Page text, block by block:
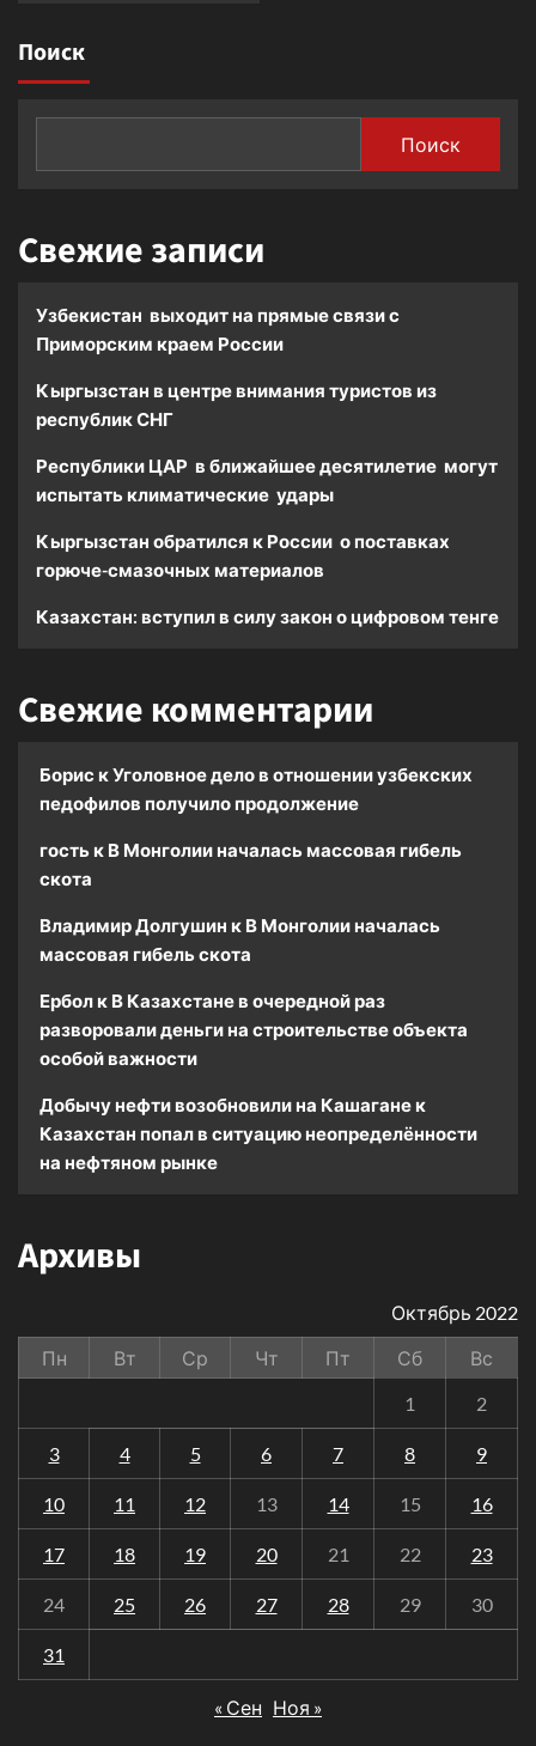
Поиск
Поиск
Свежие записи
Узбекистан выходит на прямые связи с
Приморским краем России
Кыргызстан в центре внимания туристов из
республик СНГ
Республики ЦАР в ближайшее десятилетие могут
испытать климатические удары
Кыргызстан обратился к России о поставках
горюче-смазочных материалов
Казахстан: вступил в силу закон о цифровом тенге
Свежие комментарии
Борис кУголовное дело в отношении узбекских
педофилов получило продолжение
гость к В Монголии началась массовая гибель
скота
Владимир Долгушин к В Монголии началась
массовая гибель скота
Ербол к В Казахстане в очередной раз
разворовали деньги на строительстве объекта
особой важности
Добычу нефти возобновили на Кашагане к
Казахстан попал в ситуацию неопределённости
на нефтяном рынке
Архивы
Октябрь 2022
Пн
Вт Ср Чт Пт Сб
Вс
1
2
3 4 5 6 7 8 9
10 11 12 13 14 15 16
17 18 19 20 21 22 23
24 25 26 27 28 29 30
31
« Сен Ноя »